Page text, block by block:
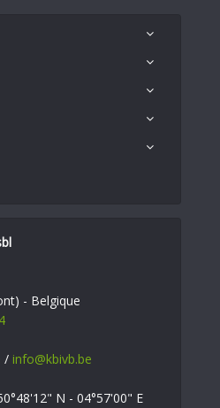
- Belgique
/ info@kbivb.be
N - 04°57'00" E